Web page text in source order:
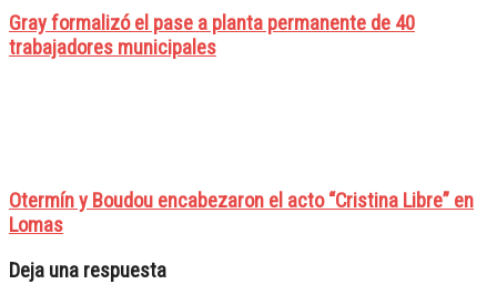
Gray formalizó el pase a planta permanente de 40
trabajadores municipales
Otermín y Boudou encabezaron el acto “Cristina Libre” en
Lomas
Deja una respuesta